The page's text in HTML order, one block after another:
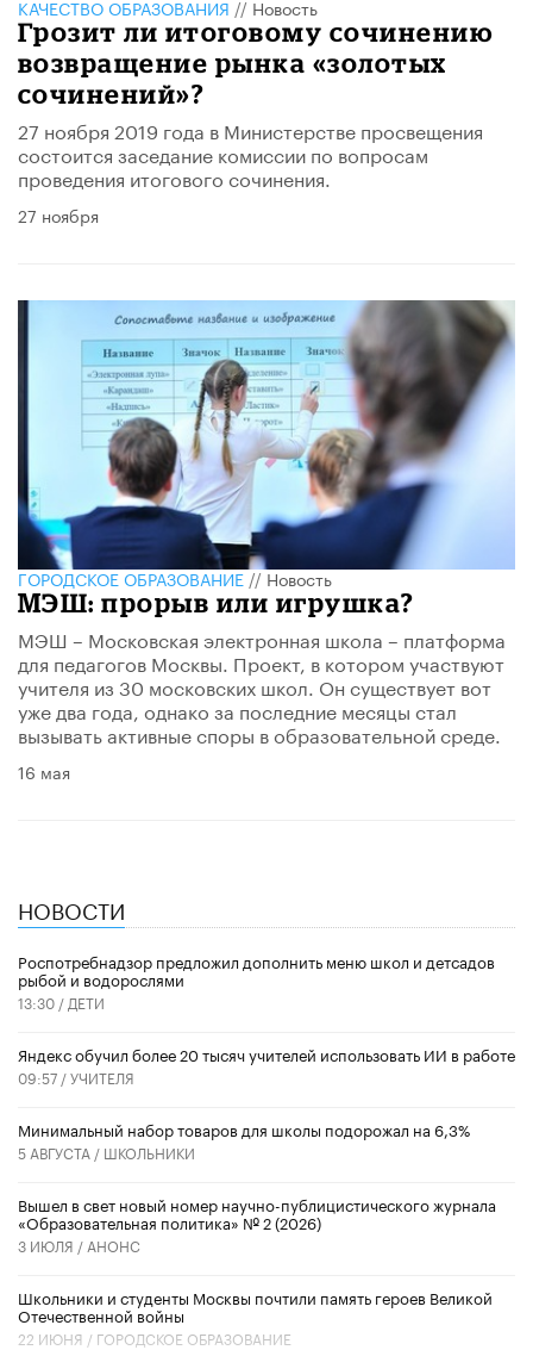
КАЧЕСТВО ОБРАЗОВАНИЯ // Новость
Грозит ли итоговому сочинению
возвращение рынка «золотых
сочинений»?
27 ноября 2019 года в Министерстве просвещения
состоится заседание комиссии по вопросам
проведения итогового сочинения.
27 ноября
ГОРОДСКОЕ ОБРАЗОВАНИЕ//Новость
МЭШ: прорыв или игрушка?
МЭШ – Московская электронная школа – платформа
для педагогов Москвы. Проект, в котором участвуют
учителя из 30 московских школ. Он существует вот
уже два года, однако за последние месяцы стал
вызывать активные споры в образовательной среде.
16 мая
НОВОСТИ
Роспотребнадзор предложил дополнить меню школ и детсадов
рыбой и водорослями
13:30 / ДЕТИ
​Яндекс обучил более 20 тысяч учителей использовать ИИ в работе
09:57 /УЧИТЕЛЯ
Минимальный набор товаров для школы подорожал на 6,3%
5 АВГУСТА / ШКОЛЬНИКИ
Вышел в свет новый номер научно-публицистического журнала
«Образовательная политика» № 2 (2026)
3 ИЮЛЯ / АНОНС
Школьники и студенты Москвы почтили память героев Великой
Отечественной войны
22 ИЮНЯ / ГОРОДСКОЕ ОБРАЗОВАНИЕ